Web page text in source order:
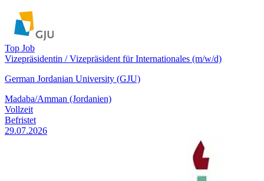
Top Job
Vizepräsidentin / Vizepräsident für Internationales (m/w/d)
German Jordanian University (GJU)
Madaba/Amman (Jordanien)
Vollzeit
Befristet
29.07.2026